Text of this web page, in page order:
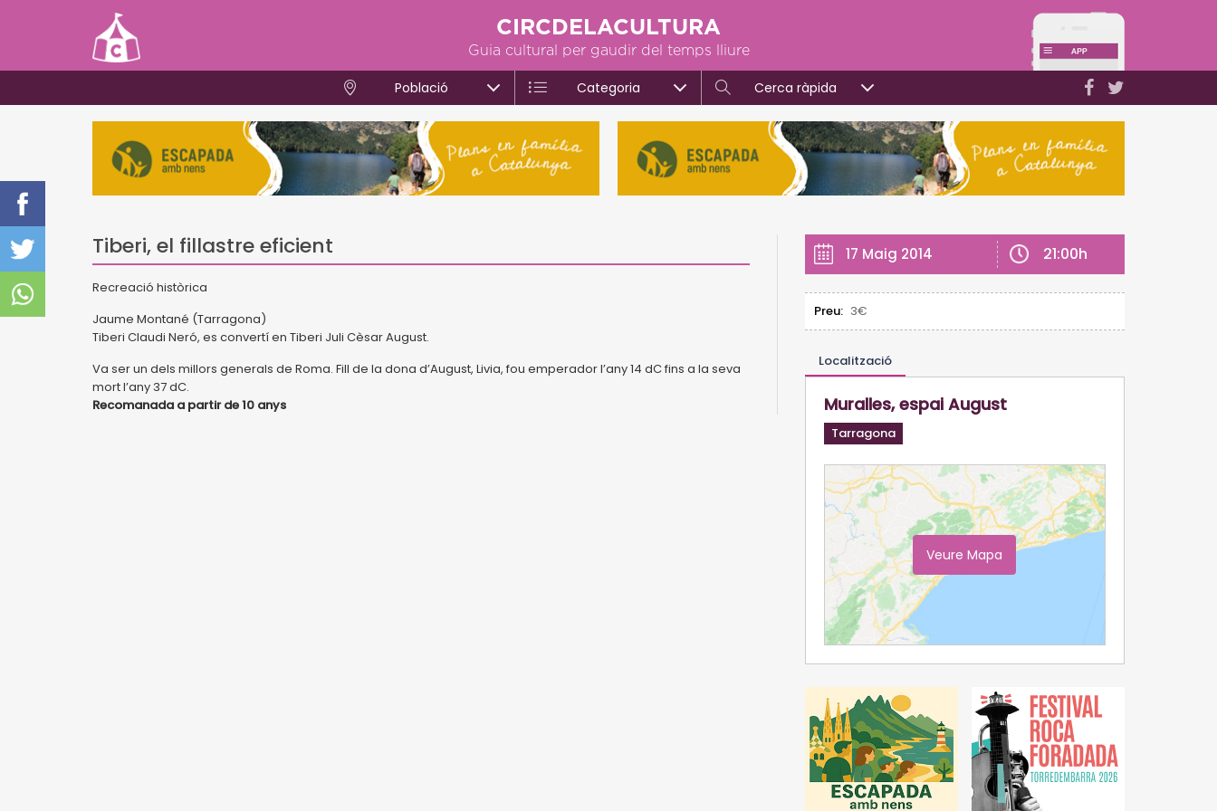
CIRCDELACULTURA
Guia cultural per gaudir del temps lliure
Població Categoria Cerca ràpida
Tiberi, el fillastre eficient
Recreació històrica
Jaume Montané (Tarragona)
Tiberi Claudi Neró, es convertí en Tiberi Juli Cèsar August.
Va ser un dels millors generals de Roma. Fill de la dona d’August, Livia, fou emperador l’any 14 dC fins a la seva
mort l’any 37 dC.
Recomanada a partir de 10 anys
17 Maig 2014 21:00h
Preu: 3€
Localització
Muralles, espai August
Tarragona
Veure Mapa